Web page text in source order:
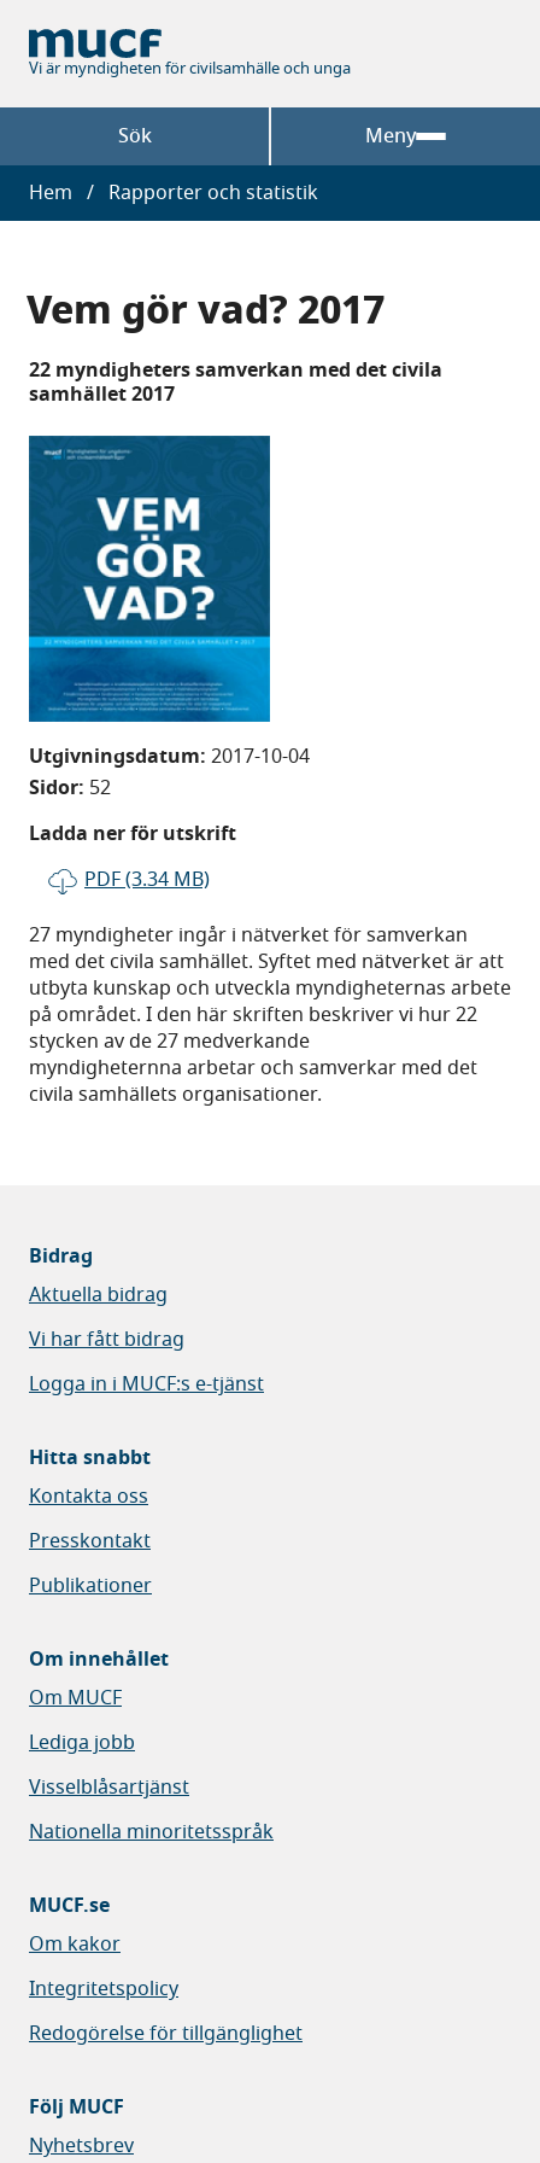
huvudinnehåll
Vi är myndigheten för civilsamhälle och unga
Sök Meny
Länkstig
Hem Rapporter och statistik
Vem gör vad? 2017
22 myndigheters samverkan med det civila
samhället 2017
Utgivningsdatum: 2017-10-04
Sidor: 52
Ladda ner för utskrift
PDF (3.34 MB)
27 myndigheter ingår i nätverket för samverkan
med det civila samhället. Syftet med nätverket är att
utbyta kunskap och utveckla myndigheternas arbete
på området. I den här skriften beskriver vi hur 22
stycken av de 27 medverkande
myndigheternna arbetar och samverkar med det
civila samhällets organisationer.
Bidrag
Aktuella bidrag
Vi har fått bidrag
Logga in i MUCF:s e-tjänst
Hitta snabbt
Kontakta oss
Presskontakt
Publikationer
Om innehållet
Om MUCF
Lediga jobb
Visselblåsartjänst
Nationella minoritetsspråk
MUCF.se
Om kakor
Integritetspolicy
Redogörelse för tillgänglighet
Följ MUCF
Nyhetsbrev